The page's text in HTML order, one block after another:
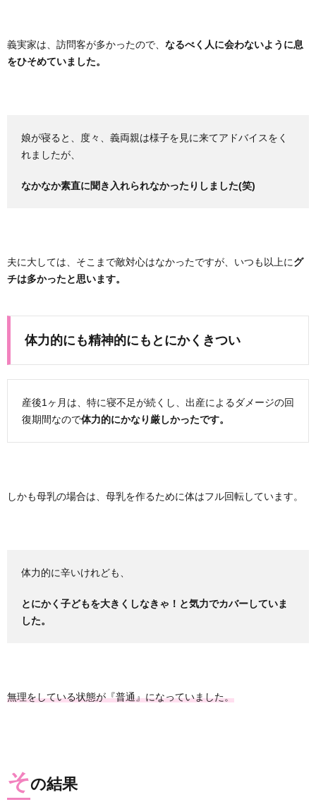
義実家は、訪問客が多かったので、 なるべく人に会わないように息
をひそめていました。
娘が寝ると、度々、義両親は様子を見に来てアドバイスをく
れましたが、
なかなか素直に聞き入れられなかったりしました(笑)
夫に大しては、そこまで敵対心はなかったですが、 いつも以上にグ
チは多かったと思います。
体力的にも精神的にもとにかくきつい
産後1ヶ月は、特に寝不足が続くし、出産によるダメージの回
復期間なので体力的にかなり厳しかったです。
しかも母乳の場合は、母乳を作るために体はフル回転しています。
体力的に辛いけれども、
とにかく子どもを大きくしなきゃ！と気力でカバーしていま
した。
無理をしている状態が『普通』になっていました。
その結果